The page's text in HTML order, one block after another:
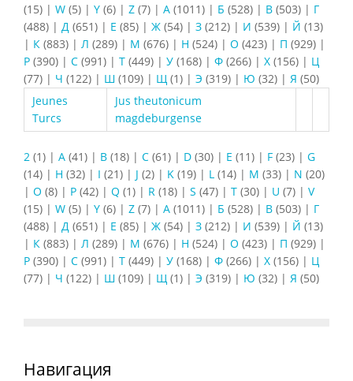
(15) | W (5) | Y (6) | Z (7) | А (1011) | Б (528) | В (503) | Г
(488) | Д (651) | Е (85) | Ж (54) | З (212) | И (539) | Й (13)
| К (883) | Л (289) | М (676) | Н (524) | О (423) | П (929) |
Р (390) | С (991) | Т (449) | У (168) | Ф (266) | Х (156) | Ц
(77) | Ч (122) | Ш (109) | Щ (1) | Э (319) | Ю (32) | Я (50)
Jeunes
Turcs
Jus theutonicum
magdeburgense
2 (1) | A (41) | B (18) | C (61) | D (30) | E (11) | F (23) | G
(14) | H (32) | I (21) | J (2) | K (19) | L (14) | M (33) | N (20)
| O (8) | P (42) | Q (1) | R (18) | S (47) | T (30) | U (7) | V
(15) | W (5) | Y (6) | Z (7) | А (1011) | Б (528) | В (503) | Г
(488) | Д (651) | Е (85) | Ж (54) | З (212) | И (539) | Й (13)
| К (883) | Л (289) | М (676) | Н (524) | О (423) | П (929) |
Р (390) | С (991) | Т (449) | У (168) | Ф (266) | Х (156) | Ц
(77) | Ч (122) | Ш (109) | Щ (1) | Э (319) | Ю (32) | Я (50)
Навигация